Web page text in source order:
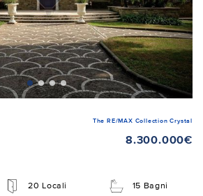
The RE/MAX Collection Crystal
8.300.000€
20 Locali 15 Bagni